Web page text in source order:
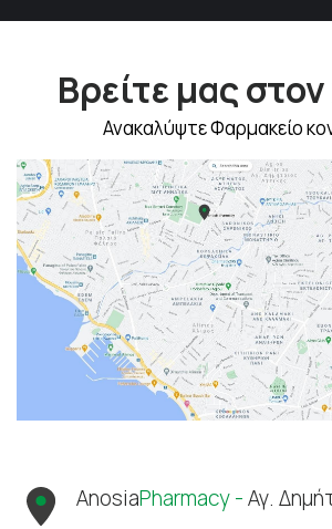
Βρείτε μας στον
Ανακαλύψτε Φαρμακείο
AnosiaPharmacy -Αγ.